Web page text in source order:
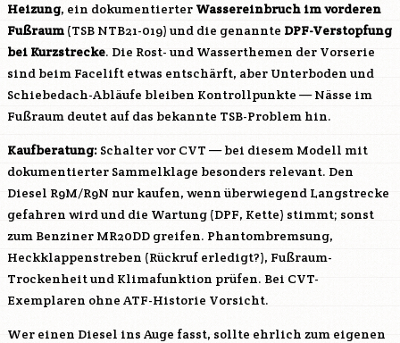
Heizung, ein dokumentierter Wassereinbruch im vorderen
Fußraum (TSB NTB21-019) und die genannte DPF-Verstopfung
bei Kurzstrecke. Die Rost- und Wasserthemen der Vorserie
sind beim Facelift etwas entschärft, aber Unterboden und
Schiebedach-Abläufe bleiben Kontrollpunkte — Nässe im
Fußraum deutet auf das bekannte TSB-Problem hin.
Kaufberatung: Schalter vor CVT — bei diesem Modell mit
dokumentierter Sammelklage besonders relevant. Den
Diesel R9M/R9N nur kaufen, wenn überwiegend Langstrecke
gefahren wird und die Wartung (DPF, Kette) stimmt; sonst
zum Benziner MR20DD greifen. Phantombremsung,
Heckklappenstreben (Rückruf erledigt?), Fußraum-
Trockenheit und Klimafunktion prüfen. Bei CVT-
Exemplaren ohne ATF-Historie Vorsicht.
Wer einen Diesel ins Auge fasst, sollte ehrlich zum eigenen